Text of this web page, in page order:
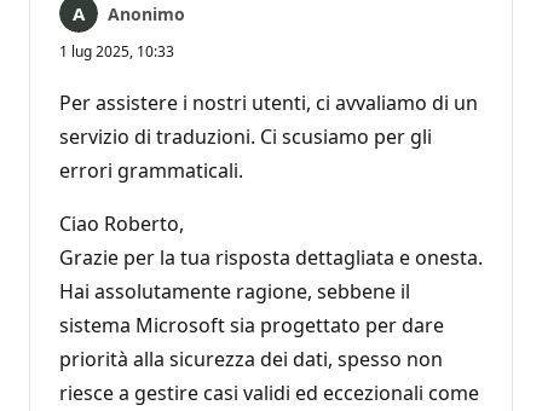
Anonimo
1 lug 2025, 10:33
Per assistere i nostri utenti, ci avvaliamo di un
servizio di traduzioni. Ci scusiamo per gli
errori grammaticali.
Ciao Roberto,
Grazie per la tua risposta dettagliata e onesta.
Hai assolutamente ragione, sebbene il
sistema Microsoft sia progettato per dare
priorità alla sicurezza dei dati, spesso non
riesce a gestire casi validi ed eccezionali come